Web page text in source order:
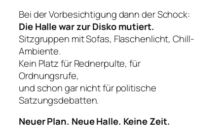
Bei der Vorbesichtigung dann der Schock:
Die Halle war zur Disko mutiert.
Sitzgruppen mit Sofas, Flaschenlicht, Chill-
Ambiente.
Kein Platz für Rednerpulte, für
Ordnungsrufe,
und schon gar nicht für politische
Satzungsdebatten.
Neuer Plan. Neue Halle. Keine Zeit.